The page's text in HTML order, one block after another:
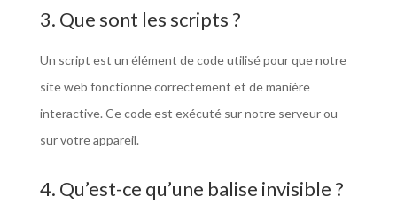
3. Que sont les scripts ?
Un script est un élément de code utilisé pour que notre
site web fonctionne correctement et de manière
interactive. Ce code est exécuté sur notre serveur ou
sur votre appareil.
4. Qu’est-ce qu’une balise invisible ?